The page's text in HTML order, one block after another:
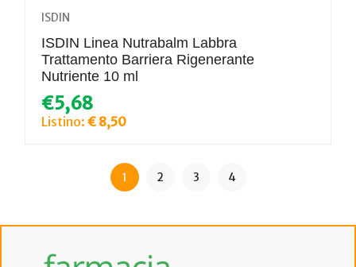
ISDIN
ISDIN Linea Nutrabalm Labbra
Trattamento Barriera Rigenerante
Nutriente 10 ml
€5,68
Listino: € 8,50
1 2 3 4